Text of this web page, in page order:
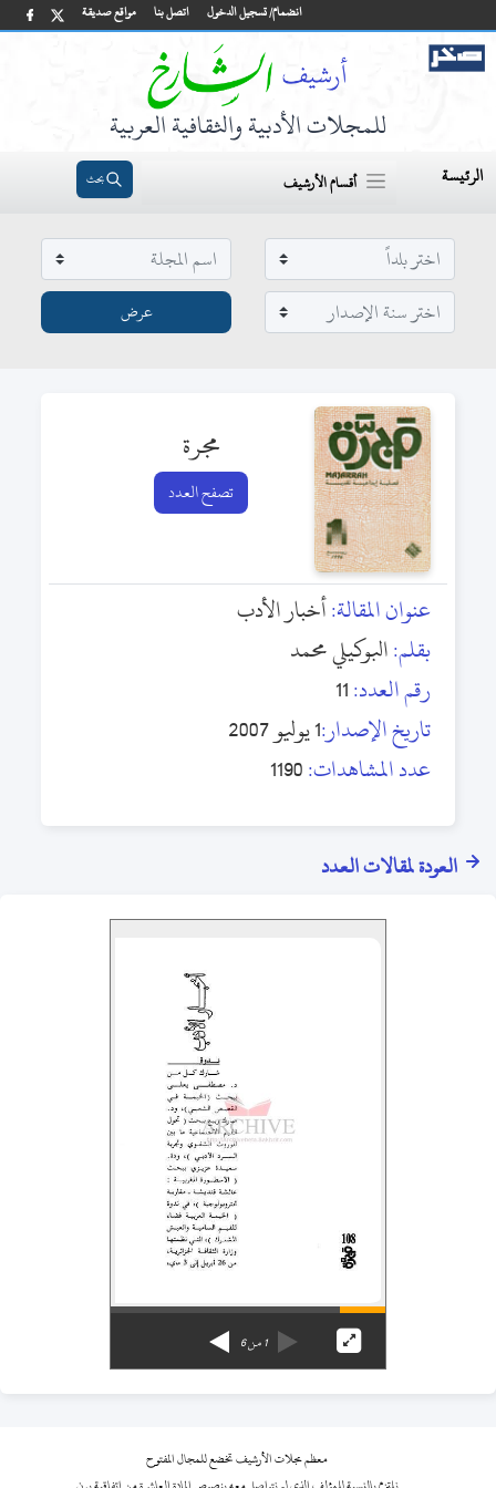
مواقع صديقة اتصل بنا انضمام/ تسجيل الدخول
للمجلات الأدبية والثقافية العربية
الرئيسة أقسام الأرشيف بحث
مجرة
تصفح العدد
عنوان المقالة:أخبار الأدب
بقلم:البوكيلي محمد
رقم العدد:11
تاريخ الإصدار:1 يوليو 2007
عدد المشاهدات:1190
العودة لمقالات العدد
1من6
معظم مجلات الأرشيف تخضع للمجال المفتوح